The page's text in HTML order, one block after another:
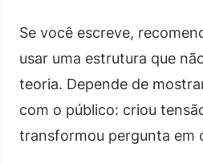
Se você escreve,
usar uma estrutura que
teoria. Depende de
com o público: criou
transformou pergunta em